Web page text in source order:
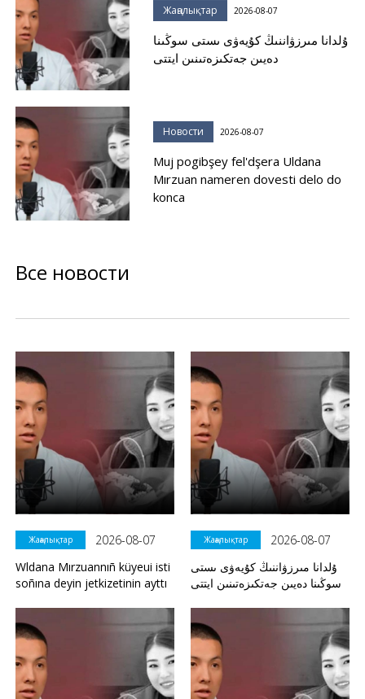
Жаңалықтар 2026-08-07
ۇلدانا مىرزۋاننىڭ كۇيەۋى ىستى سوڭىنا
دەيىن جەتكىزەتىنىن ايتتى
Новости 2026-08-07
Muj pogibşey fel'dşera Uldana
Mırzuan nameren dovesti delo do
konca
Все новости
Жаңалықтар
2026-08-07
Wldana Mırzuannıñ küyeui isti
soñına deyin jetkizetinin ayttı
Жаңалықтар
2026-08-07
ۇلدانا مىرزۋاننىڭ كۇيەۋى ىستى
سوڭىنا دەيىن جەتكىزەتىنىن ايتتى